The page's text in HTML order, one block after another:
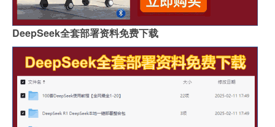
DeepSeek全套部署资料免费下载